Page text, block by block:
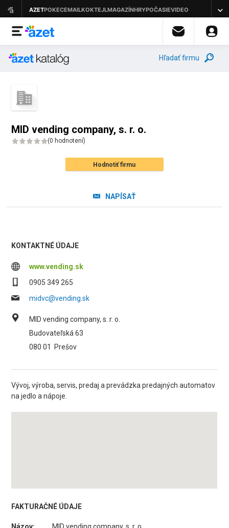
Hľadať firmu
MID vending company, s. r. o.
(0 hodnotení)
Hodnotiť firmu
NAPÍSAŤ
KONTAKTNÉ ÚDAJE
www.vending.sk
0905 349 265
midvc@vending.sk
MID vending company, s. r. o.
Budovateľská 63
080 01
Prešov
Vývoj, výroba, servis, predaj a prevádzka predajných automatov
na jedlo a nápoje.
FAKTURAČNÉ ÚDAJE